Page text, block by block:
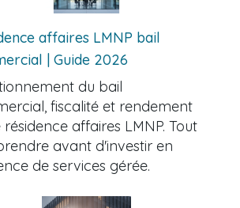
affaires LMNP bail
| Guide 2026
du bail
fiscalité et rendement
résidence affaires LMNP. Tout
avant d'investir en
de services gérée.